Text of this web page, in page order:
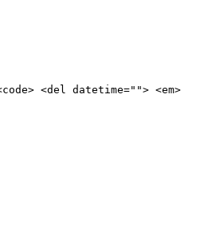
<del datetime=""> <em>